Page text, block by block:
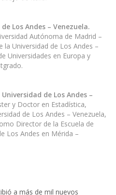
Los Andes – Venezuela.
Autónoma de Madrid –
la Universidad de Los Andes –
Universidades en Europa y
de Los Andes –
y Doctor en Estadística,
de Los Andes – Venezuela,
Director de la Escuela de
Los Andes en Mérida –
a más de mil nuevos